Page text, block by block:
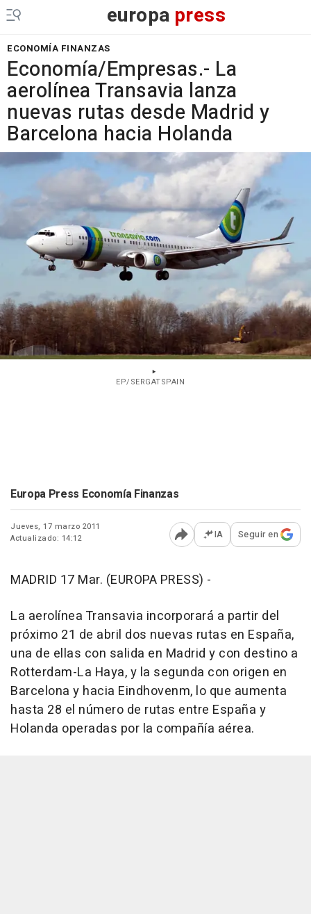
europa press
ECONOMÍA FINANZAS
Economía/Empresas.- La
aerolínea Transavia lanza
nuevas rutas desde Madrid y
Barcelona hacia Holanda
EP/SERGATSPAIN
Europa Press Economía Finanzas
Jueves, 17 marzo 2011
Actualizado: 14:12
Abrir opciones para
IA Seguir en
MADRID 17 Mar. (EUROPA PRESS) -
La aerolínea Transavia incorporará a partir del
próximo 21 de abril dos nuevas rutas en España,
una de ellas con salida en Madrid y con destino a
Rotterdam-La Haya, y la segunda con origen en
Barcelona y hacia Eindhovenm, lo que aumenta
hasta 28 el número de rutas entre España y
Holanda operadas por la compañía aérea.